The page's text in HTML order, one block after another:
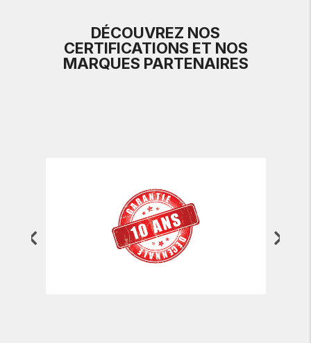
DÉCOUVREZ NOS
CERTIFICATIONS ET NOS
MARQUES PARTENAIRES